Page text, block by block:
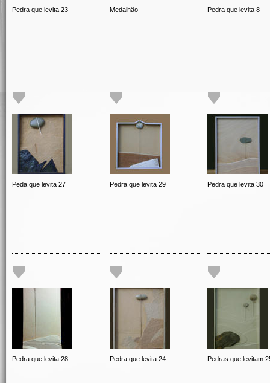
Pedra que levita 23 Medalhão Pedra que levita 8
Peda que levita 27 Pedra que levita 29 Pedra que levita 30
Pedra que levita 28 Pedra que levita 24 Pedras que levitam